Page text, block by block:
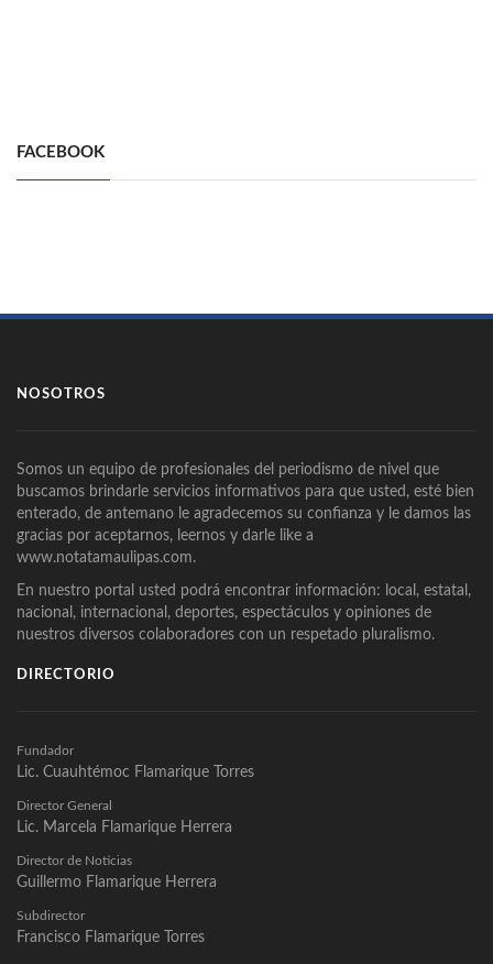
FACEBOOK
NOSOTROS
Somos un equipo de profesionales del periodismo de nivel que
buscamos brindarle servicios informativos para que usted, esté bien
enterado, de antemano le agradecemos su confianza y le damos las
gracias por aceptarnos, leernos y darle like a
www.notatamaulipas.com.
En nuestro portal usted podrá encontrar información: local, estatal,
nacional, internacional, deportes, espectáculos y opiniones de
nuestros diversos colaboradores con un respetado pluralismo.
DIRECTORIO
Fundador
Lic. Cuauhtémoc Flamarique Torres
Director General
Lic. Marcela Flamarique Herrera
Director de Noticias
Guillermo Flamarique Herrera
Subdirector
Francisco Flamarique Torres